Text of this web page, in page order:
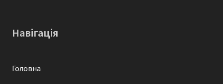
Навігація
Головна